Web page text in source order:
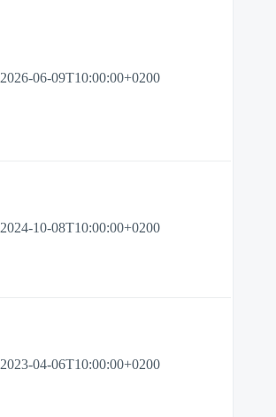
2026-06-09T10:00:00+0200
2024-10-08T10:00:00+0200
2023-04-06T10:00:00+0200